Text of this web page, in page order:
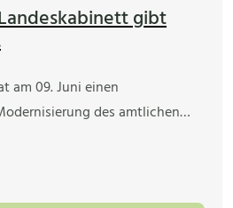
gibt
am 09. Juni einen
des amtlichen…